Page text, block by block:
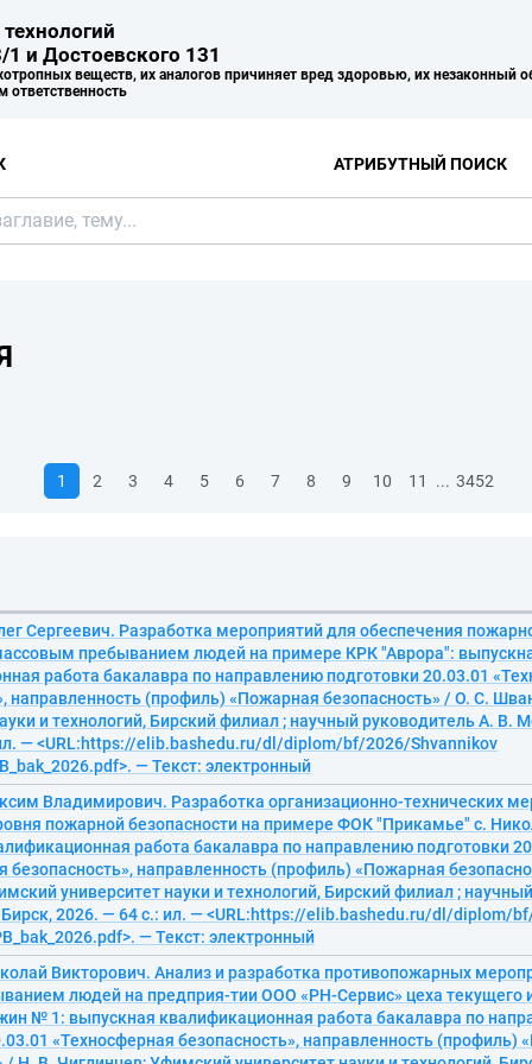
и Достоевского 131
веществ, их аналогов причиняет вред здоровью, их незаконный
ответственность
АТРИБУТНЫЙ ПОИСК
1 2 3 4 5 6 7 8 9 10 11 ... 3452
Сергеевич. Разработка мероприятий для обеспечения
пребыванием людей на примере КРК "Аврора":
работа бакалавра по направлению подготовки 20.03.01
направленность (профиль) «Пожарная безопасность» / О. С.
и технологий, Бирский филиал ; научный руководитель А. В.
— <URL:https://elib.bashedu.ru/dl/diplom/bf/2026/Shvannikov
— Текст: электронный
Владимирович. Разработка организационно-технических
пожарной безопасности на примере ФОК "Прикамье" с.
работа бакалавра по направлению подготовки
безопасность», направленность (профиль) «Пожарная
университет науки и технологий, Бирский филиал ;
2026. — 64 с.: ил. — <URL:https://elib.bashedu.ru/dl/diplom/
— Текст: электронный
Викторович. Анализ и разработка противопожарных
людей на предприя-тии ООО «РН-Сервис» цеха текущего
№ 1: выпускная квалификационная работа бакалавра по
«Техносферная безопасность», направленность (профиль)